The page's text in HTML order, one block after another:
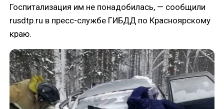
Госпитализация им не понадобилась, — сообщили
rusdtp.ru в пресс-службе ГИБДД по Красноярскому
краю.